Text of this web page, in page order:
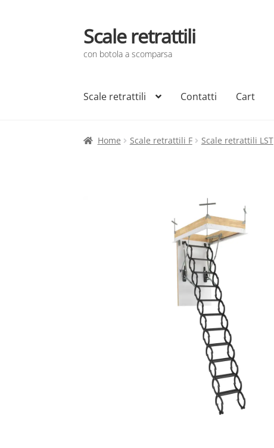
Vai
alla
navigazione
Vai
al
contenuto
Scale retrattili
con botola a scomparsa
Scale retrattili Contatti Cart
Home Scale retrattili F Scale retrattili LST